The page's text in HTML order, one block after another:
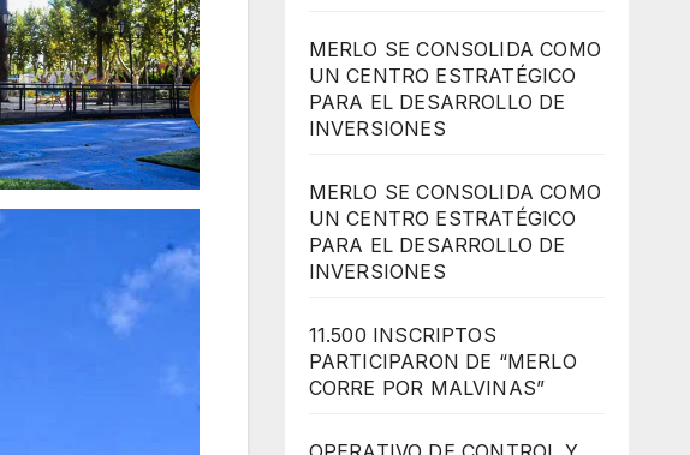
MERLO SE CONSOLIDA COMO
UN CENTRO ESTRATÉGICO
PARA EL DESARROLLO DE
INVERSIONES
MERLO SE CONSOLIDA COMO
UN CENTRO ESTRATÉGICO
PARA EL DESARROLLO DE
INVERSIONES
11.500 INSCRIPTOS
PARTICIPARON DE “MERLO
CORRE POR MALVINAS”